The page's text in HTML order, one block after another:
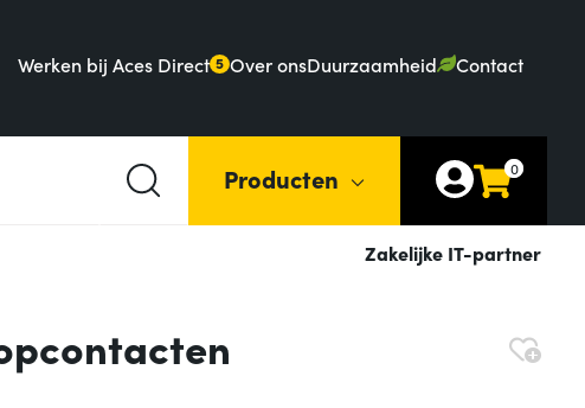
Werken bij Aces Direct 5 Over onsDuurzaamheid Contact
Producten 0
Zakelijke IT-partner